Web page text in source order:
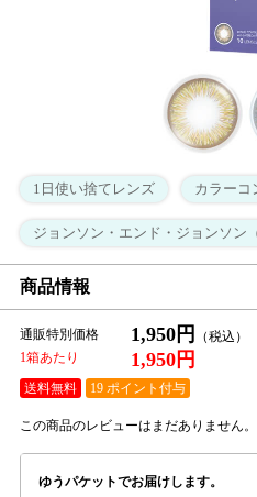
1日使い捨てレンズ カラーコ
ジョンソン・エンド・ジョンソン（
商品情報
通販特別価格 1,950円
1箱あたり 1,950円
送料無料 19 ポイント付与
この商品のレビューはまだありません。
ゆうパケットでお届けします。